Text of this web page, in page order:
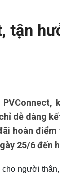
tận
dễ dàng
hoàn
25/6 đến
cho người